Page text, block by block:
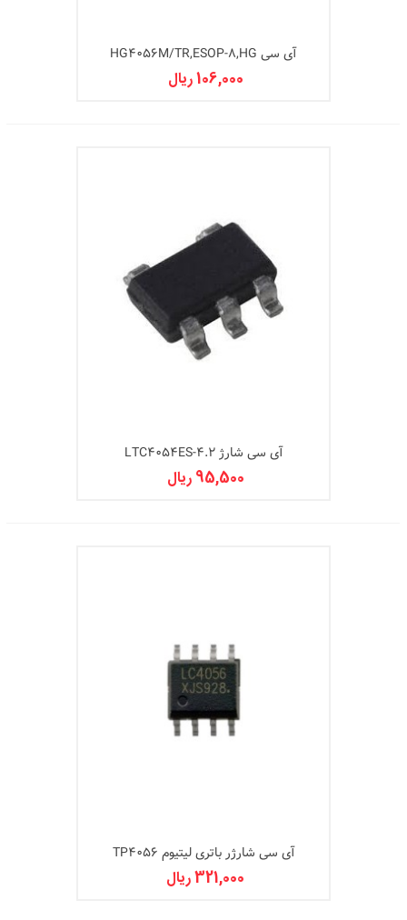
آی سی HG4056M/TR,ESOP-8,HG
106,000 ریال
آی سی شارژ LTC4054ES-4.2
95,500 ریال
آی سی شارژر باتری لیتیوم TP4056
321,000 ریال